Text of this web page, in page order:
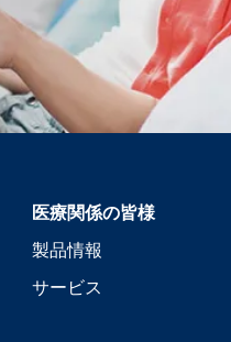
医療関係の皆様
製品情報
サービス